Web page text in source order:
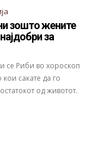
зошто жените
за
се Риби во хороскоп
сакате да го
од животот.